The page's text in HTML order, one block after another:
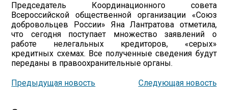
Председатель Координационного совета
Всероссийской общественной организации «Союз
добровольцев России» Яна Лантратова отметила,
что сегодня поступает множество заявлений о
работе нелегальных кредиторов, «серых»
кредитных схемах. Все полученные сведения будут
переданы в правоохранительные органы.
Предыдущая новость Следующая новость